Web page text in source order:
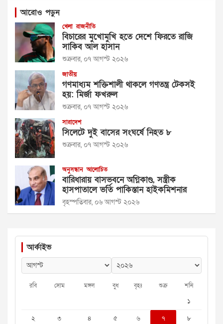
আরোও পড়ুন
খেলা রাজনীতি
বিচারের মুখোমুখি হতে দেশে ফিরতে রাজি
সাকিব আল হাসান
শুক্রবার, ০৭ আগস্ট ২০২৬
জাতীয়
গণমাধ্যম শক্তিশালী থাকলে গণতন্ত্র টেকসই
হয়: মির্জা ফখরুল
শুক্রবার, ০৭ আগস্ট ২০২৬
সারাদেশ
সিলেটে দুই বাসের সংঘর্ষে নিহত ৮
শুক্রবার, ০৭ আগস্ট ২০২৬
অনুসন্ধান আলোচিত
বারিধারায় বাসভবনে অগ্নিকাণ্ড, সস্ত্রীক
হাসপাতালে ভর্তি পাকিস্তান হাইকমিশনার
বৃহস্পতিবার, ০৬ আগস্ট ২০২৬
আর্কাইভ
রবি সোম মঙ্গল বুধ বৃহঃ শুক্র শনি
১
২
৩ ৪ ৫ ৬ ৭
৮